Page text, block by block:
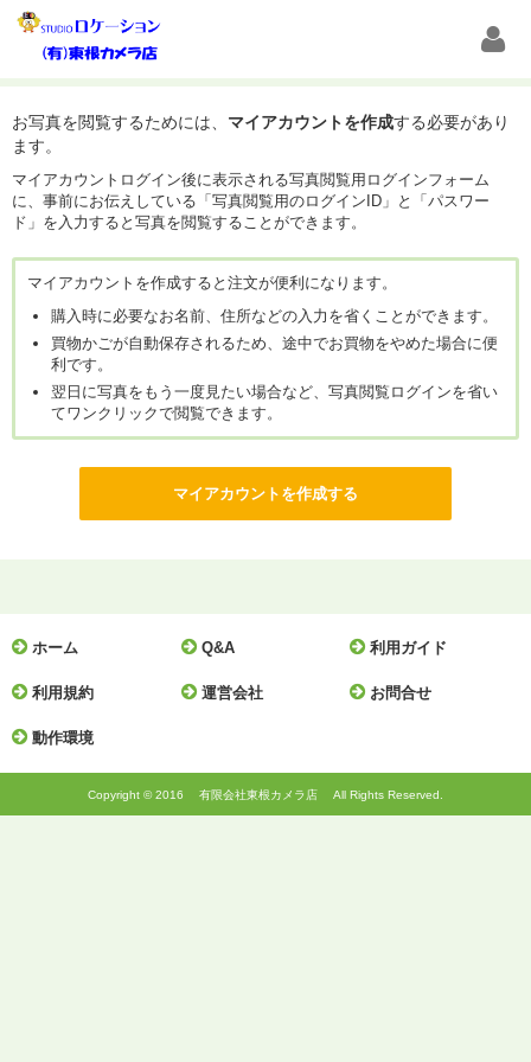
お写真を閲覧するためには、 マイアカウントを作成する必要があり
ます。
マイアカウントログイン後に表示される写真閲覧用ログインフォーム
に、事前にお伝えしている「写真閲覧用のログインID」と「パスワー
ド」を入力すると写真を閲覧することができます。
マイアカウントを作成すると注文が便利になります。
購入時に必要なお名前、住所などの入力を省くことができます。
買物かごが自動保存されるため、途中でお買物をやめた場合に便
利です。
翌日に写真をもう一度見たい場合など、写真閲覧ログインを省い
てワンクリックで閲覧できます。
ホーム Q&A 利用ガイド
利用規約 運営会社 お問合せ
動作環境
Copyright © 2016 有限会社東根カメラ店 All Rights Reserved.